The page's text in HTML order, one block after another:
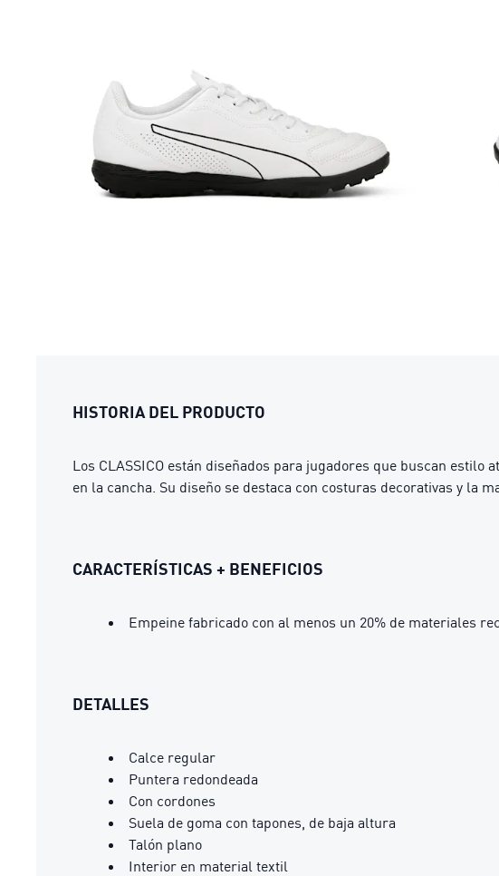
HISTORIA DEL PRODUCTO
Los CLASSICO están diseñados para jugadores que buscan
en la cancha. Su diseño se destaca con costuras decorativas y la
CARACTERÍSTICAS + BENEFICIOS
Empeine fabricado con al menos un 20% de materiales
DETALLES
Calce regular
Puntera redondeada
Con cordones
Suela de goma con tapones, de baja altura
Talón plano
Interior en material textil